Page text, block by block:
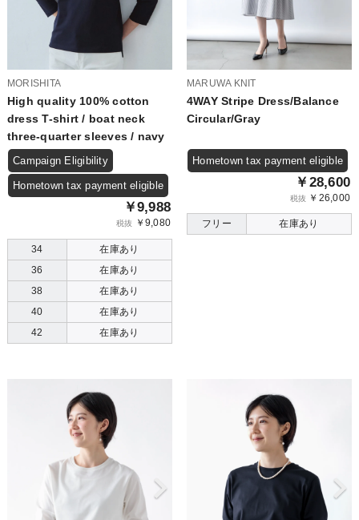
MORISHITA
High quality 100% cotton
dress T-shirt / boat neck
three-quarter sleeves / navy
Campaign Eligibility
Hometown tax payment eligible
￥9,988
税抜 ￥9,080
34
在庫あり
36
在庫あり
38
在庫あり
40
在庫あり
42
在庫あり
MARUWA KNIT
4WAY Stripe Dress/Balance
Circular/Gray
Hometown tax payment eligible
￥28,600
税抜 ￥26,000
フリー 在庫あり